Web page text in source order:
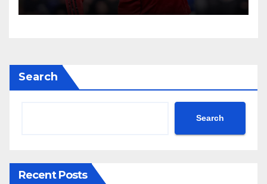
Search
Search
Recent Posts